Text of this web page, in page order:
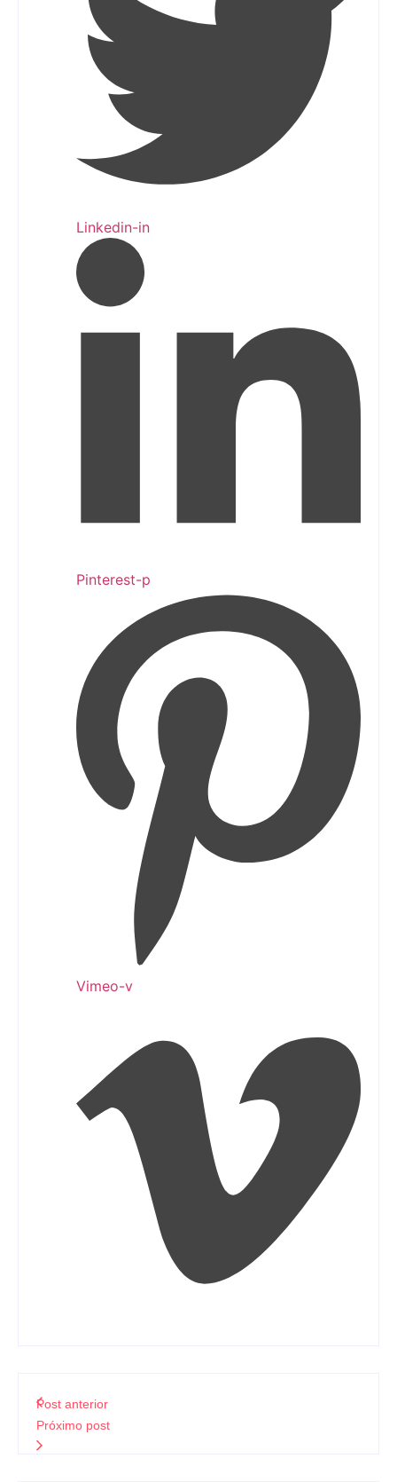
Linkedin-in
Pinterest-p
Vimeo-v
Post anterior
Próximo post